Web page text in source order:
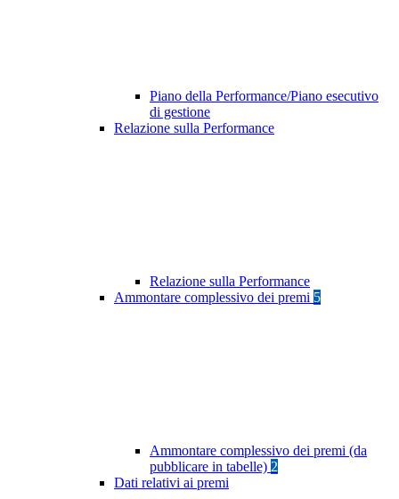
Piano della Performance/Piano esecutivo
di gestione
Relazione sulla Performance
Relazione sulla Performance
Ammontare complessivo dei premi 5
Ammontare complessivo dei premi (da
pubblicare in tabelle) 2
Dati relativi ai premi